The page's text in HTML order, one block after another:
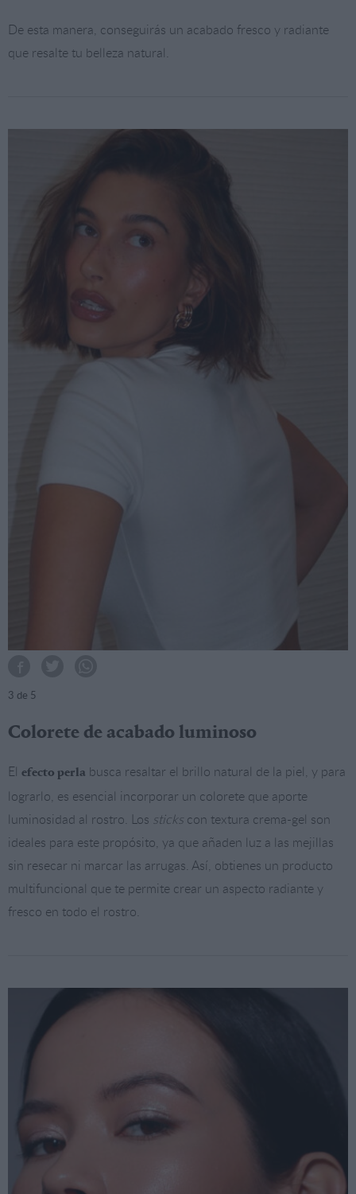
De esta manera, conseguirás un acabado fresco y radiante
que resalte tu belleza natural.
3 de 5
Colorete de acabado luminoso
El efecto perla busca resaltar el brillo natural de la piel, y para
lograrlo, es esencial incorporar un colorete que aporte
luminosidad al rostro. Los sticks con textura crema-gel son
ideales para este propósito, ya que añaden luz a las mejillas
sin resecar ni marcar las arrugas. Así, obtienes un producto
multifuncional que te permite crear un aspecto radiante y
fresco en todo el rostro.